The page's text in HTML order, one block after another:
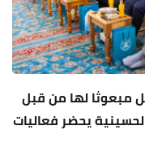
مبعوثا لها من قبل
يحضر فعاليات